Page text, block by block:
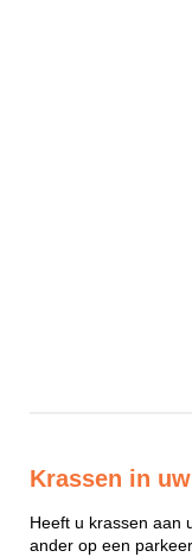
Krassen in
Heeft u krassen aan
ander op een